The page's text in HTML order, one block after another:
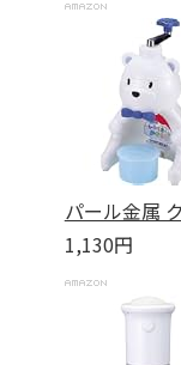
パール金属
1,130円